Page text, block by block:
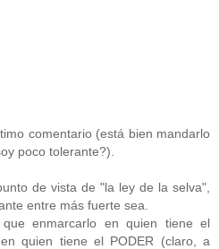
comentario (está bien mandarlo
poco tolerante?).
de vista de "la ley de la selva",
entre más fuerte sea.
enmarcarlo en quien tiene el
quien tiene el PODER (claro, a